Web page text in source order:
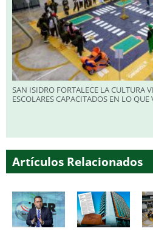
SAN ISIDRO FORTALECE LA CULTURA
ESCOLARES CAPACITADOS EN LO
Artículos Relacionados